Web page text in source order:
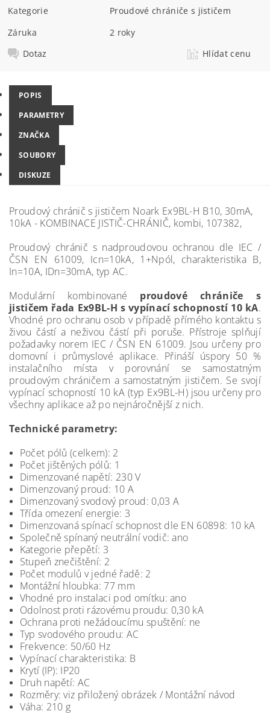
Kategorie
Proudové chrániče s jističem
Záruka
2 roky
Dotaz
Hlídat cenu
POPIS
PARAMETRY
ZNAČKA
SOUBORY
DISKUZE
Proudový chránič s jističem Noark Ex9BL-H B10, 30mA,
10kA - KOMBINACE JISTIČ-CHRÁNIČ, kombi, 107382,
Proudový chránič s nadproudovou ochranou dle IEC /
ČSN EN 61009, Icn=10kA, 1+Npól, charakteristika B,
In=10A, IDn=30mA, typ AC.
Modulární kombinované proudové chrániče s
jističem řada Ex9BL-H s vypínací schopností 10 kA.
Vhodné pro ochranu osob v případě přímého kontaktu s
živou částí a neživou částí při poruše. Přístroje splňují
požadavky norem IEC / ČSN EN 61009. Jsou určeny pro
domovní i průmyslové aplikace. Přináší úspory 50 %
instalačního místa v porovnání se samostatným
proudovým chráničem a samostatným jističem. Se svojí
vypínací schopností 10 kA (typ Ex9BL-H) jsou určeny pro
všechny aplikace až po nejnáročnější z nich.
Technické parametry:
Počet pólů (celkem): 2
Počet jištěných pólů: 1
Dimenzované napětí: 230 V
Dimenzovaný proud: 10 A
Dimenzovaný svodový proud: 0,03 A
Třída omezení energie: 3
Dimenzovaná spínací schopnost dle EN 60898: 10 kA
Společně spínaný neutrální vodič: ano
Kategorie přepětí: 3
Stupeň znečištění: 2
Počet modulů v jedné řadě: 2
Montážní hloubka: 77 mm
Vhodné pro instalaci pod omítku: ano
Odolnost proti rázovému proudu: 0,30 kA
Ochrana proti nežádoucímu spuštění: ne
Typ svodového proudu: AC
Frekvence: 50/60 Hz
Vypínací charakteristika: B
Krytí (IP): IP20
Druh napětí: AC
Rozměry: viz přiložený obrázek / Montážní návod
Váha: 210 g